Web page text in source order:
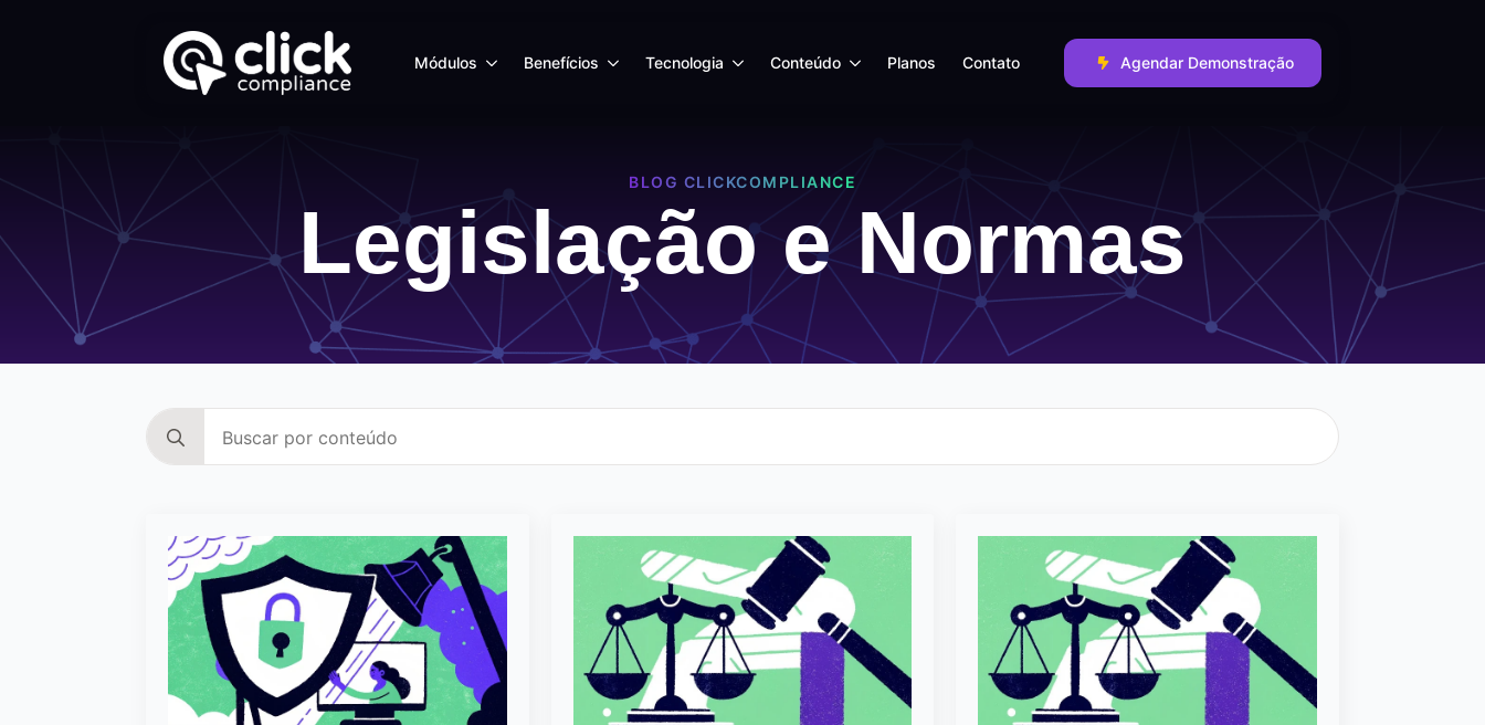
Módulos Benefícios Tecnologia Conteúdo Planos Contato Agendar Demonstração
BLOG CLICKCOMPLIANCE
Legislação e Normas
for: